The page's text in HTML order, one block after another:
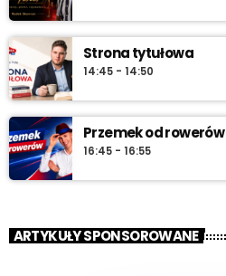
Strona tytułowa
14:45 - 14:50
Przemek od rowerów
16:45 - 16:55
ARTYKUŁY SPONSOROWANE